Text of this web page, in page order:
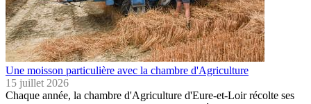
Une moisson particulière avec la chambre d'Agriculture
15 juillet 2026
Chaque année, la chambre d'Agriculture d'Eure-et-Loir récolte ses